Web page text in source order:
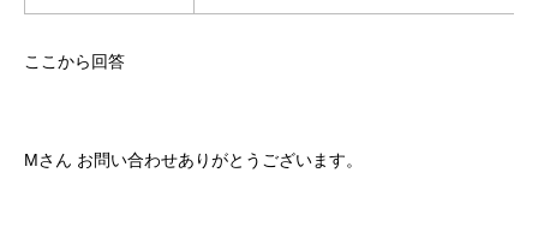
ここから回答
Mさん お問い合わせありがとうございます。